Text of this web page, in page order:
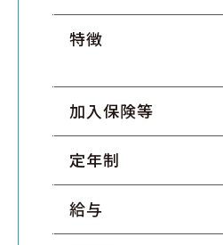
特徴
加入保険等
定年制
給与